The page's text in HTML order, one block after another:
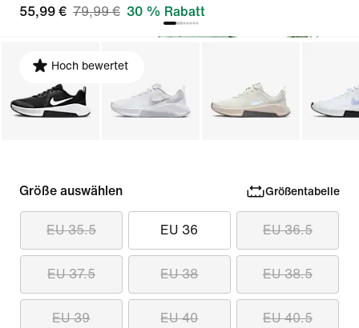
55,99 € 79,99 € 30 % Rabatt
Hoch bewertet
Größe auswählen Größentabelle
EU 35.5 EU 36 EU 36.5
EU 37.5 EU 38 EU 38.5
EU 39 EU 40 EU 40.5